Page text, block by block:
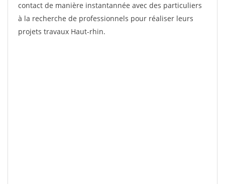
contact de manière instantannée avec des particuliers
à la recherche de professionnels pour réaliser leurs
projets travaux Haut-rhin.